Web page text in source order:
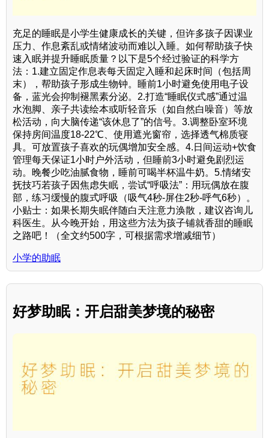
充足的睡眠是小学生健康成长的关键，但许多孩子因课业
压力、作息紊乱或情绪波动而难以入睡。如何帮助孩子快
速入眠并提升睡眠质量？以下是5个经过验证的科学方
法：1.建立固定作息表每天固定入睡和起床时间（包括周
末），帮助孩子形成生物钟。睡前1小时避免使用电子设
备，蓝光会抑制褪黑素分泌。2.打造“睡眠仪式感”通过温
水泡脚、亲子共读绘本或听轻音乐（如自然白噪音）等放
松活动，向大脑传递“该休息了”的信号。3.调整卧室环境
保持房间温度18-22℃、使用遮光窗帘，选择透气棉质寝
具。可放置孩子喜欢的玩偶增加安全感。4.日间运动+饮食
管理每天保证1小时户外活动，但睡前3小时避免剧烈运
动。晚餐少吃油腻食物，睡前可喝半杯温牛奶。5.情绪安
抚技巧若孩子因焦虑失眠，尝试“呼吸法”：用玩偶放在腹
部，练习缓慢的腹式呼吸（吸气4秒-屏住2秒-呼气6秒）。
小贴士：如果长期失眠伴随白天注意力涣散，建议咨询儿
科医生。从今晚开始，用这些方法为孩子铺就香甜的睡眠
之路吧！（全文约500字，可根据需求增减细节）
小学的助眠
好梦助眠：开启甜美梦境的秘密